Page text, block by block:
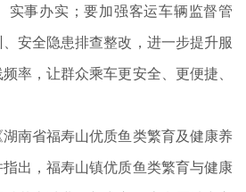
实事办实；要加强客运车辆监督管
安全隐患排查整改，进一步提升服
率，让群众乘车更安全、更便捷、
省福寿山优质鱼类繁育及健康养
出，福寿山镇优质鱼类繁育与健康